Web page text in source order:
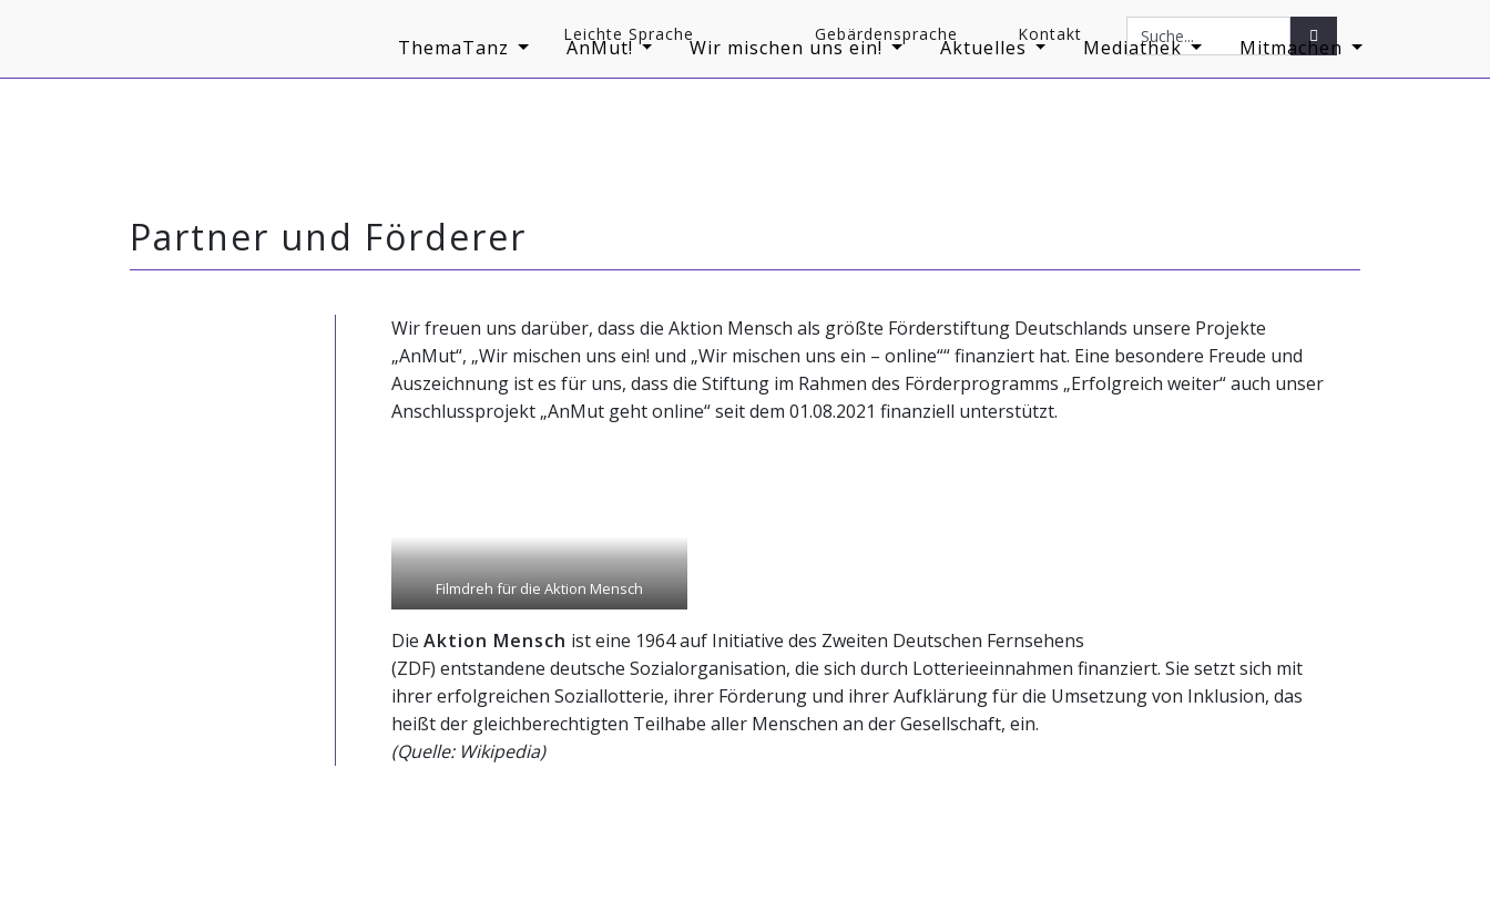
Leichte Sprache Gebärdensprache Kontakt SearchSearch
ThemaTanz AnMut! Wir mischen uns ein! Aktuelles Mediathek Mitmachen
Partner und Förderer
Wir freuen uns darüber, dass die Aktion Mensch als größte Förderstiftung Deutschlands unsere Projekte
„AnMut“, „Wir mischen uns ein! und „Wir mischen uns ein – online““ finanziert hat. Eine besondere Freude und
Auszeichnung ist es für uns, dass die Stiftung im Rahmen des Förderprogramms „Erfolgreich weiter“ auch unser
Anschlussprojekt „AnMut geht online“ seit dem 01.08.2021 finanziell unterstützt.
Filmdreh für die Aktion Mensch
Die Aktion Mensch ist eine 1964 auf Initiative des Zweiten Deutschen Fernsehens
(ZDF) entstandene deutsche Sozialorganisation, die sich durch Lotterieeinnahmen finanziert. Sie setzt sich mit
ihrer erfolgreichen Soziallotterie, ihrer Förderung und ihrer Aufklärung für die Umsetzung von Inklusion, das
heißt der gleichberechtigten Teilhabe aller Menschen an der Gesellschaft, ein.
(Quelle: Wikipedia)